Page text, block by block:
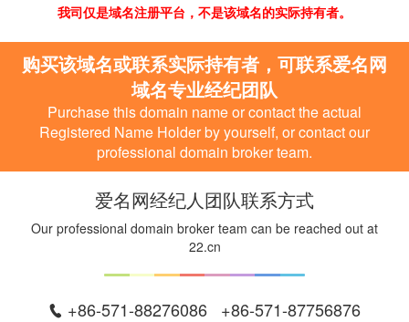
我司仅是域名注册平台，不是该域名的实际持有者。
购买该域名或联系实际持有者，可联系爱名网
域名专业经纪团队
Purchase this domain name or contact the actual
Registered Name Holder by yourself, or contact our
professional domain broker team.
爱名网经纪人团队联系方式
Our professional domain broker team can be reached out at
22.cn
+86-571-88276086 +86-571-87756876